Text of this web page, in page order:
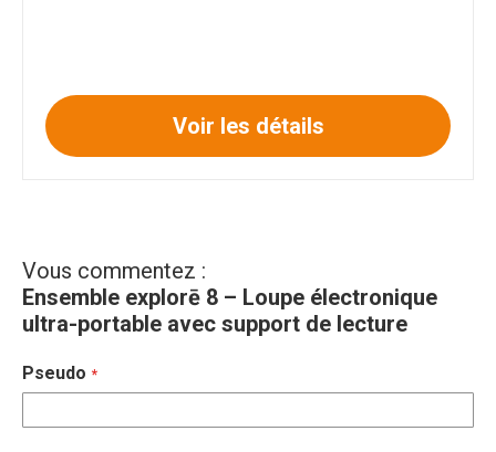
Voir les détails
Vous commentez :
Ensemble explorē 8 – Loupe électronique
ultra-portable avec support de lecture
Pseudo